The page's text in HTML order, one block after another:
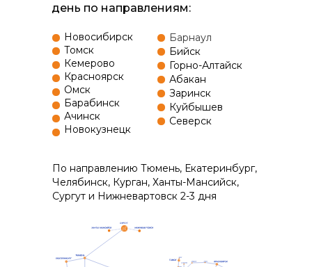
день по направлениям:
Новосибирск
Томск
Кемерово
Красноярск
Омск
Барабинск
Ачинск
Новокузнецк
Барнаул
Бийск
Горно-Алтайск
Абакан
Заринск
Куйбышев
Северск
По направлению Тюмень, Екатеринбург,
Челябинск, Курган, Ханты-Мансийск,
Сургут и Нижневартовск 2-3 дня